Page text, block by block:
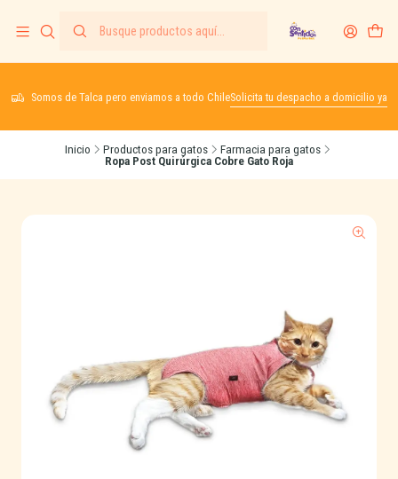
Somos de Talca pero enviamos a todo ChileSolicita tu despacho a domicilio ya
Inicio Productos para gatos
Farmacia para gatos
Ropa Post Quirúrgica Cobre Gato Roja